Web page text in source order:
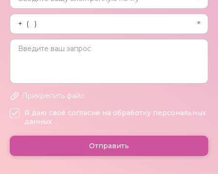
Прикрепить файл
Я даю своё согласие на обработку персональных
данных
Отправить